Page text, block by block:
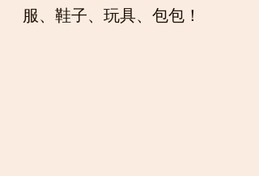
服、鞋子、玩具、包包！